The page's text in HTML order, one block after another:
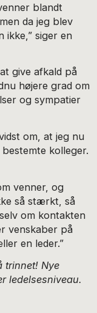
blandt
da jeg blev
ikke,” siger en
give afkald på
højere grad om
og sympatier
om, at jeg nu
kolleger.
venner, og
så stærkt, så
om kontakten
venskaber på
en leder.”
trinnet! Nye
ledelsesniveau.